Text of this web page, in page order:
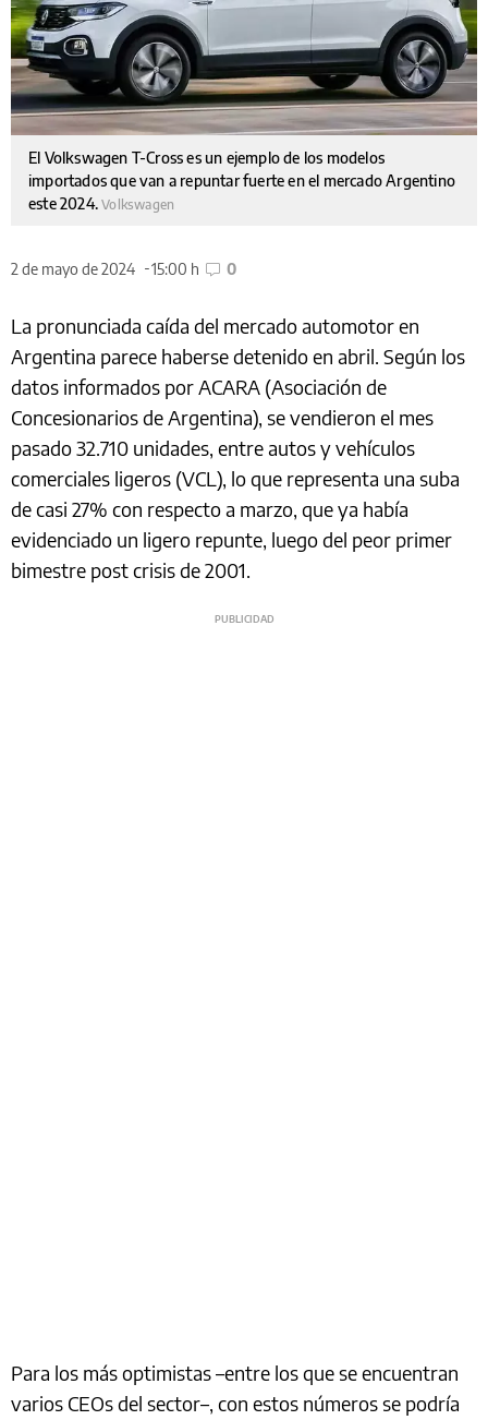
El Volkswagen T-Cross es un ejemplo de los modelos
importados que van a repuntar fuerte en el mercado Argentino
este 2024.Volkswagen
2 de mayo de 2024 15:00 h 0
La pronunciada caída del mercado automotor en
Argentina parece haberse detenido en abril. Según los
datos informados por ACARA (Asociación de
Concesionarios de Argentina), se vendieron el mes
pasado 32.710 unidades, entre autos y vehículos
comerciales ligeros (VCL), lo que representa una suba
de casi 27% con respecto a marzo, que ya había
evidenciado un ligero repunte, luego del peor primer
bimestre post crisis de 2001.
Para los más optimistas –entre los que se encuentran
varios CEOs del sector–, con estos números se podría